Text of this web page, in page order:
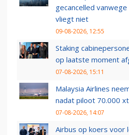
gecancelled
vliegt niet
09-08-2026, 12:55
Staking
op laatste moment
07-08-2026, 15:11
Malaysia Airlines
nadat piloot 70.000
07-08-2026, 14:07
Airbus op koers voor